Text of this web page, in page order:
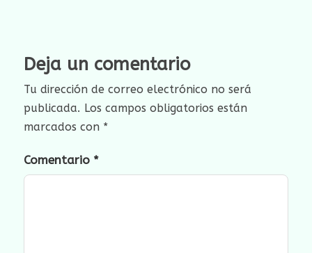
Deja un comentario
Tu dirección de correo electrónico no será
publicada. Los campos obligatorios están
marcados con *
Comentario *